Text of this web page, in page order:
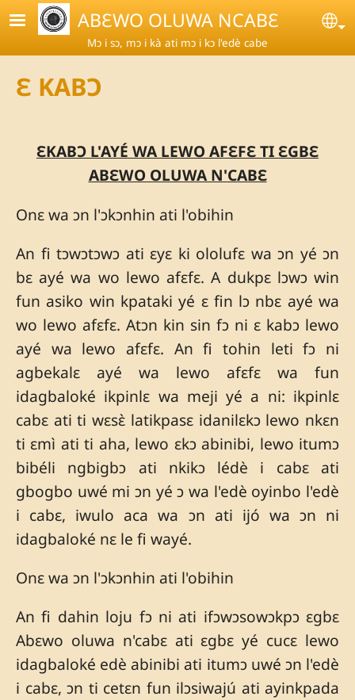
Skip to main contentABƐWO OLUWA NCABƐ
Mɔ i sɔ, mɔ i kà ati mɔ i kɔ l'edè cabe
Ɛ KABƆ
ƐKABƆ L'AYÉ WA LEWO AFƐFƐ TI ƐGBƐ
ABƐWO OLUWA N'CABƐ
Onɛ wa ɔn l'ɔkɔnhin ati l'obihin
An fi tɔwɔtɔwɔ ati ɛyɛ ki ololufɛ wa ɔn yé ɔn
bɛ ayé wa wo lewo afɛfɛ. A dukpɛ lɔwɔ win
fun asiko win kpataki yé ɛ fin lɔ nbɛ ayé wa
wo lewo afɛfɛ. Atɔn kin sin fɔ ni ɛ kabɔ lewo
ayé wa lewo afɛfɛ. An fi tohin leti fɔ ni
agbekalɛ ayé wa lewo afɛfɛ wa fun
idagbaloké ikpinlɛ wa meji yé a ni: ikpinlɛ
cabɛ ati ti wɛsɛ̀ latikpasɛ idanilɛkɔ lewo nkɛn
ti ɛmì ati ti aha, lewo ɛkɔ abinibi, lewo itumɔ
bibéli ngbigbɔ ati nkikɔ lédè i cabɛ ati
gbogbo uwé mi ɔn yé ɔ wa l'edè oyinbo l'edè
i cabɛ, iwulo aca wa ɔn ati ijó wa ɔn ni
idagbaloké nɛ le fi wayé.
Onɛ wa ɔn l'ɔkɔnhin ati l'obihin
An fi dahin loju fɔ ni ati ifɔwɔsowɔkpɔ ɛgbɛ
Abɛwo oluwa n'cabɛ ati ɛgbɛ yé cucɛ lewo
idagbaloké edè abinibi ati itumɔ uwé ɔn l'edè
i cabɛ, ɔn ti cetɛn fun ilɔsiwajú ati ayinkpada